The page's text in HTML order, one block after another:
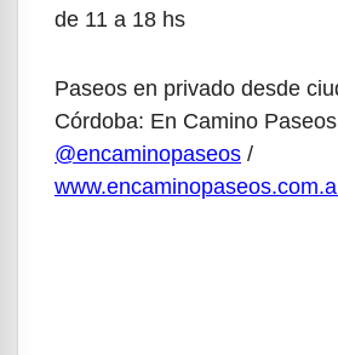
de 11 a 18 hs
Paseos en privado desde
Córdoba: En Camino
@encaminopaseos /